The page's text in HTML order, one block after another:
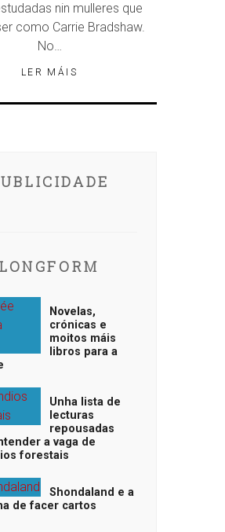
nin mulleres que
como Carrie Bradshaw.
No…
LER MÁIS
LONGFORM
Novelas,
crónicas e
moitos máis
libros para a
Unha lista de
lecturas
repousadas
a vaga de
forestais
Shondaland e a
de facer cartos